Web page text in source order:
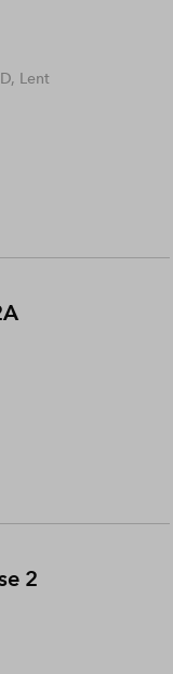
Lent
2